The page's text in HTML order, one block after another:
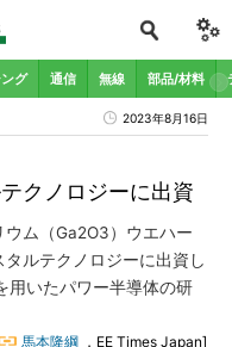
グ 通信 無線 部品/材料
2023年8月16日
クノロジーに出資
ム（Ga2O3）ウエハー
ルテクノロジーに出資し
用いたパワー半導体の研
馬本隆綱 ，EE Times Japan]